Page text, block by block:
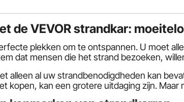
de VEVOR strandkar:
plekken om te ontspannen. U moet
dat mensen die het strand bezoeken,
alleen al uw strandbenodigdheden kan
kopen, kan een grotere uitdaging zijn. Maar